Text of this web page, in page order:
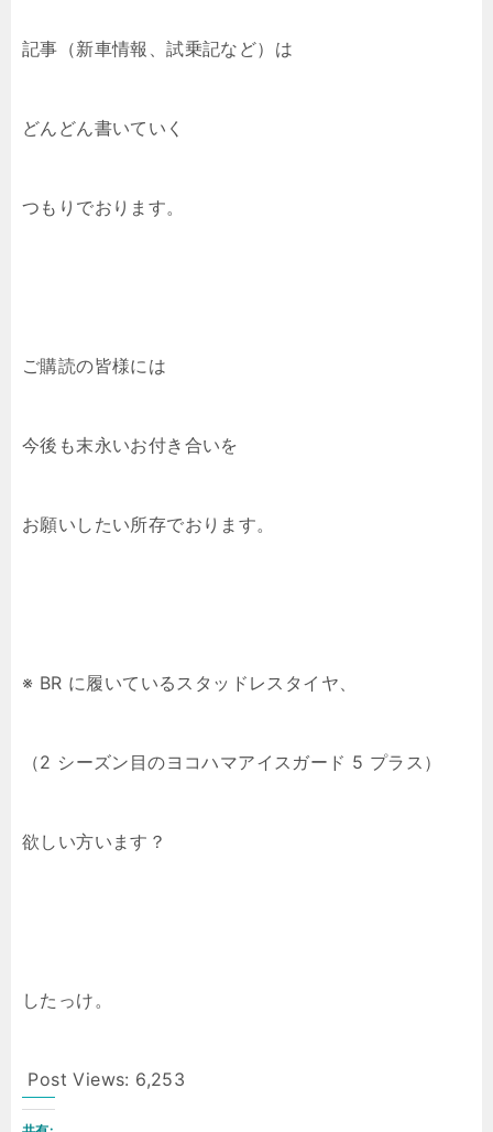
記事（新車情報、試乗記など）は
どんどん書いていく
つもりでおります。
ご購読の皆様には
今後も末永いお付き合いを
お願いしたい所存でおります。
※ BR に履いているスタッドレスタイヤ、
（2 シーズン目のヨコハマアイスガード 5 プラス）
欲しい方います？
したっけ。
Post Views: 6,253